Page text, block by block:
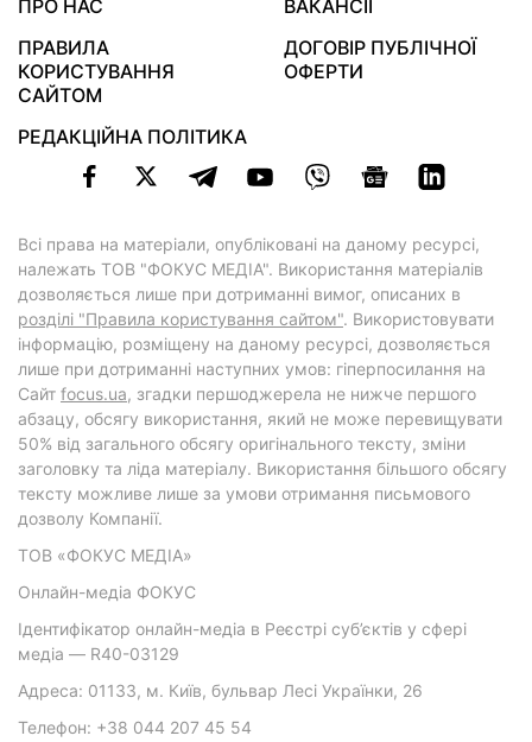
ПРО НАС
ВАКАНСІЇ
ПРАВИЛА
КОРИСТУВАННЯ
САЙТОМ
ДОГОВІР ПУБЛІЧНОЇ
ОФЕРТИ
РЕДАКЦІЙНА ПОЛІТИКА
Всі права на матеріали, опубліковані на даному ресурсі,
належать ТОВ "ФОКУС МЕДІА". Використання матеріалів
дозволяється лише при дотриманні вимог, описаних в
розділі "Правила користування сайтом". Використовувати
інформацію, розміщену на даному ресурсі, дозволяється
лише при дотриманні наступних умов: гіперпосилання на
Cайт focus.ua, згадки першоджерела не нижче першого
абзацу, обсягу використання, який не може перевищувати
50% від загального обсягу оригінального тексту, зміни
заголовку та ліда матеріалу. Використання більшого обсягу
тексту можливе лише за умови отримання письмового
дозволу Компанії.
ТОВ «ФОКУС МЕДІА»
Онлайн-медіа ФОКУС
Ідентифікатор онлайн-медіа в Реєстрі суб’єктів у сфері
медіа — R40-03129
Адреса: 01133, м. Київ, бульвар Лесі Українки, 26
Телефон: +38 044 207 45 54